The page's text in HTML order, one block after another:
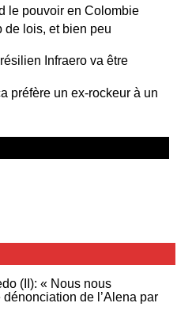
le pouvoir en Colombie
de lois, et bien peu
Infraero va être
préfère un ex-rockeur à un
(II): « Nous nous
dénonciation de l’Alena par